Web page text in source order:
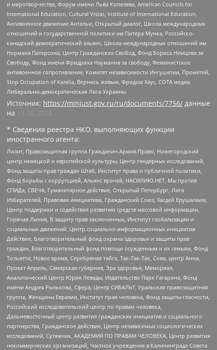
и миротворчества, Форум имени Льва Копелева, American Councils for
International Education, Cultural Vistas, Institute of International Education,
Антивоенное движение Антальи, Открытый диалог, Школа международных
отношений и государственной политики им Питера Мунка, Российско-
канадский демократический альянс, Школа международных отношений им
Нормана Патерсона, Центр Гражданских Свобод, Фонд Бориса Немцова за
Свободу, Фонд имени Фридриха Науманна за свободу, Феминистское
антивоенное сопротивление, Комитет независимости Ингушетии, Прометей,
Stop Occupation of Karelia, Вернись живым, Фридом Хаус, СОТА медиа,
Либерально-демократическая Лига Украины
Источник: https://minjust.gov.ru/ru/documents/7756/ данные
на
13.05.2024
* Сведения реестра НКО, выполняющих функции
иностранного агента:
Лилит, Правозащитная группа Гражданин.Армия.Право, Нижегородский
центр немецкой и европейской культуры, Центр гендерных исследований,
Фонд защиты прав граждан Штаб, Институт права и публичной политики,
Фонд борьбы с коррупцией, Альянс врачей, НАСИЛИЮ.НЕТ, Мы против
СПИДа, СВЕЧА, Гуманитарное действие, Открытый Петербург, Лига
Избирателей, Правовая инициатива, Гражданский Союз, Хасдей Ерушалаим,
Центр поддержки и содействия развитию средств массовой информации,
Горячая Линия, В защиту прав заключенных, Институт глобализации и
социальных движений, Центр социально-информационных инициатив
Действие, Благотворительный фонд охраны здоровья и защиты прав
граждан, Благотворительный фонд помощи осужденным и их семьям, Фонд
Тольятти, Новое время, Серебряная тайга, Так-Так-Так, Сова, центр Анна,
Проект Апрель, Самарская губерния, Эра здоровья, Мемориал,
Аналитический Центр Юрия Левады, Издательство Парк Гагарина, Фонд
имени Андрея Рылькова, Сфера, Центр СИБАЛЬТ, Уральская правозащитная
группа, Женщины Евразии, Институт прав человека, Фонд защиты гласности,
Российский исследовательский центр по правам человека,
Дальневосточный центр развития гражданских инициатив и социального
партнерства, Гражданское действие, Центр независимых социологических
исследований, Сутяжник, АКАДЕМИЯ ПО ПРАВАМ ЧЕЛОВЕКА, Центр развития
некоммерческих организаций, Частное учреждение в Калининграде Совета